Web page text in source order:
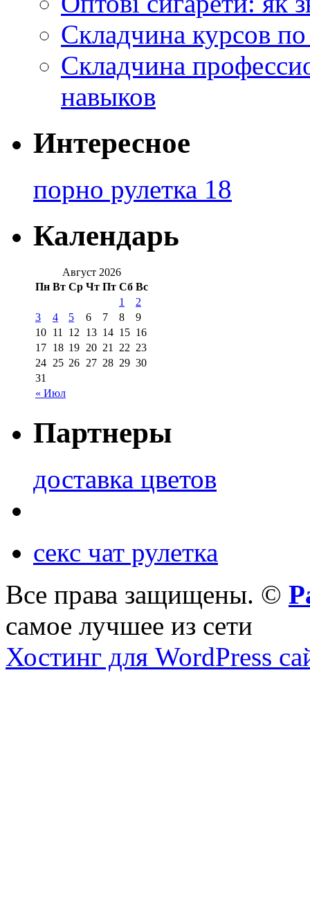
Складчина курсов
Складчина
навыков
Интересное
порно рулетка 18
Календарь
Август 2026
Пн Вт Ср Чт Пт Сб Вс
« Июл
1
2
3
4 5 6 7 8
9
10 11 12 13 14 15 16
17 18 19 20 21 22 23
24 25 26 27 28 29 30
31
Партнеры
доставка цветов
секс чат рулетка
Все права защищены. ©
самое лучшее из сети
Хостинг для WordPress